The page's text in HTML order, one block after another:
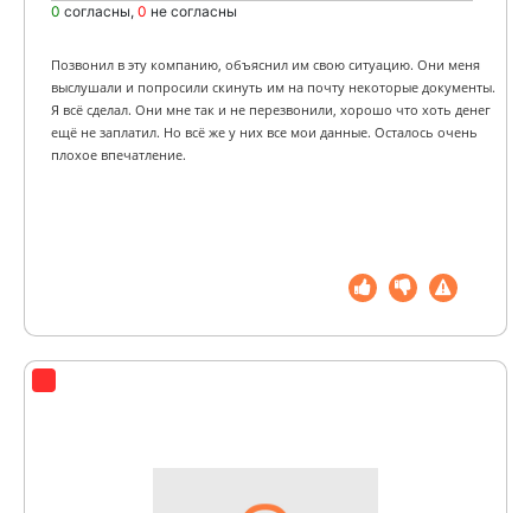
0 согласны, 0 не согласны
Позвонил в эту компанию, объяснил им свою ситуацию. Они меня
выслушали и попросили скинуть им на почту некоторые документы.
Я всё сделал. Они мне так и не перезвонили, хорошо что хоть денег
ещё не заплатил. Но всё же у них все мои данные. Осталось очень
плохое впечатление.